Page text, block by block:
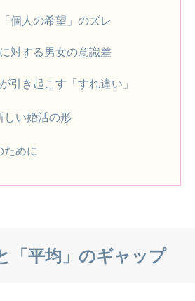
個人の希望」のズレ
対する男女の意識差
引き起こす「すれ違い」
しい婚活の形
ために
「平均」のギャップ